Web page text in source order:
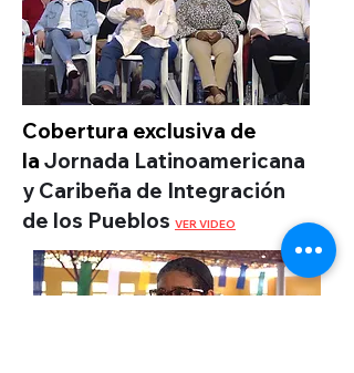
Cobertura exclusiva de
la Jornada Latinoamericana
y Caribeña de Integración
de los Pueblos VER VIDEO